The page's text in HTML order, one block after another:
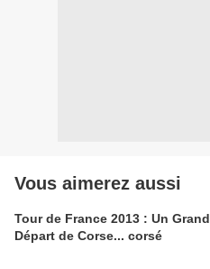
Vous aimerez aussi
Tour de France 2013 : Un Grand
Départ de Corse... corsé